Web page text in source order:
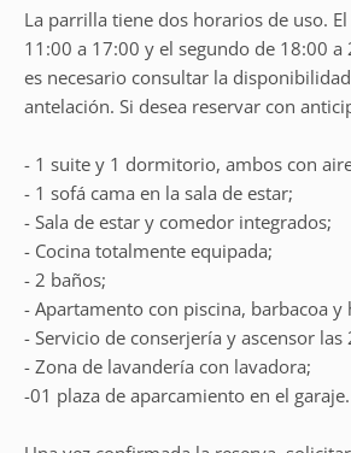
La parrilla tiene dos horarios de uso.
11:00 a 17:00 y el segundo de 18:00 a
es necesario consultar la
antelación. Si desea reservar con
- 1 suite y 1 dormitorio, ambos con
- 1 sofá cama en la sala de estar;
- Sala de estar y comedor integrados;
- Cocina totalmente equipada;
- 2 baños;
- Apartamento con piscina, barbacoa y
- Servicio de conserjería y ascensor las
- Zona de lavandería con lavadora;
-01 plaza de aparcamiento en el garaje.